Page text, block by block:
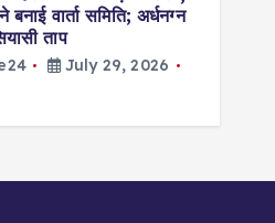
वार्ता समिति; अर्धनग्न
ताप
July 29, 2026